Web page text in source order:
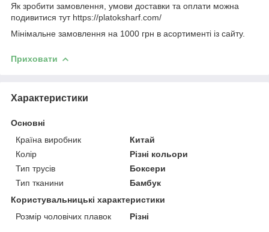
Як зробити замовлення, умови доставки та оплати можна
подивитися тут https://platoksharf.com/
Мінімальне замовлення на 1000 грн в асортименті із сайту.
Приховати
Характеристики
Основні
Країна виробник
Китай
Колір
Різні кольори
Тип трусів
Боксери
Тип тканини
Бамбук
Користувальницькі характеристики
Розмір чоловічих плавок
Різні